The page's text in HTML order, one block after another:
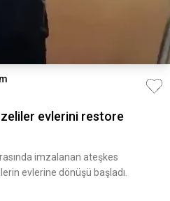
evlerini restore
imzalanan ateşkes
evlerine dönüşü başladı.